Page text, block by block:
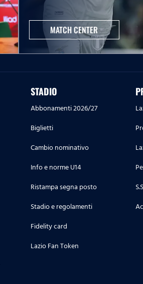
MATCH CENTER
STADIO
Abbonamenti 2026/27
Biglietti
Cambio nominativo
Info e norme U14
Ristampa segna posto
Stadio e regolamenti
Fidelity card
Lazio Fan Token